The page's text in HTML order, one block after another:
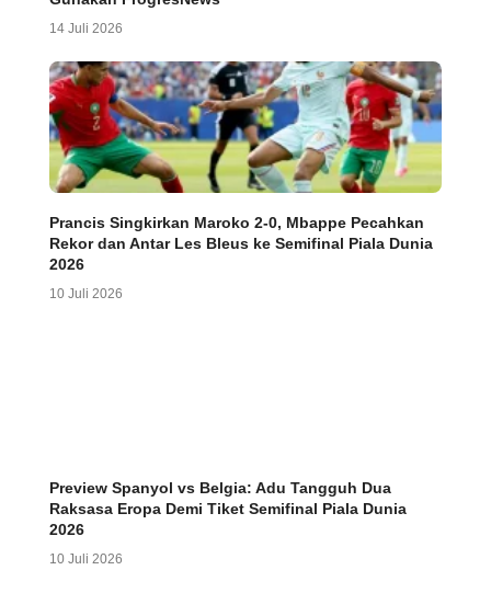
14 Juli 2026
Prancis Singkirkan Maroko 2-0, Mbappe Pecahkan
Rekor dan Antar Les Bleus ke Semifinal Piala Dunia
2026
10 Juli 2026
Preview Spanyol vs Belgia: Adu Tangguh Dua
Raksasa Eropa Demi Tiket Semifinal Piala Dunia
2026
10 Juli 2026